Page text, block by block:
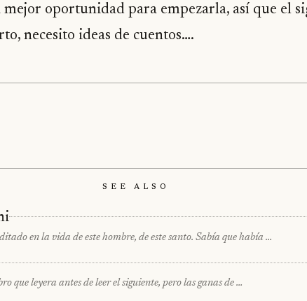
mejor oportunidad para empezarla, así que el
necesito ideas de cuentos….
See Also
en la vida de este hombre, de este santo. Sabía que había …
que leyera antes de leer el siguiente, pero las ganas de …